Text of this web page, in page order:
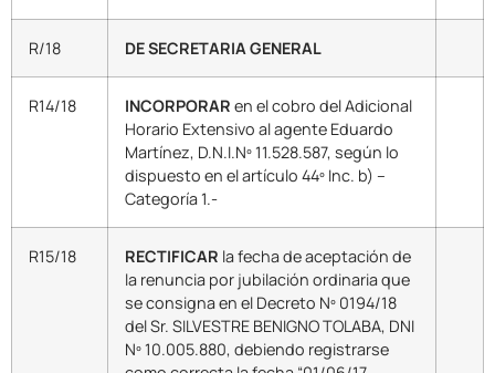
R/18 DE SECRETARIA GENERAL
R14/18 INCORPORAR en el cobro del Adicional
Horario Extensivo al agente Eduardo
Martínez, D.N.I.Nº 11.528.587, según lo
dispuesto en el artículo 44º Inc. b) –
Categoría 1.-
R15/18 RECTIFICAR la fecha de aceptación de
la renuncia por jubilación ordinaria que
se consigna en el Decreto Nº 0194/18
del Sr. SILVESTRE BENIGNO TOLABA, DNI
Nº 10.005.880, debiendo registrarse